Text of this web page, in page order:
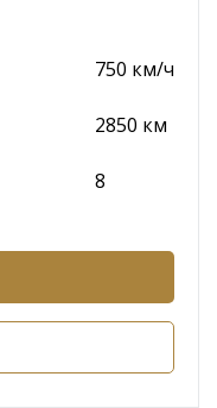
750 км/ч
2850 км
8